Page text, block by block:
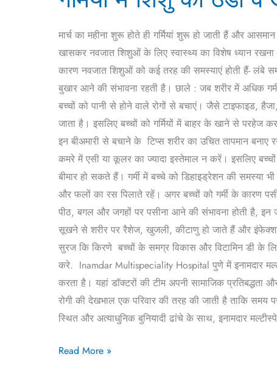
मार्च का महीना शुरू होते ही गर्मियां शुरू हो जाती हैं और
खासकर नवजात शिशुओं के लिए स्वास्थ्य का विशेष ध्यान
कारण नवजात शिशुओं को कई तरह की समस्याएं होती हैं- लंबे
बुखार आने की संभावना रहती है। छाले : जब शरीर में अधिक
बच्चों को पानी से होने वाले रोगों से बचाएं। जैसे टाइफाइड,
जाता है। इसलिए बच्चों को गर्मियों में बाहर के खाने से परहेज
इन बीअमारी से बचाने के टिप्स शरीर का उचित तापमान
कमरे में एसी या कूलर का ज्यादा इस्तेमाल न करें। इसलिए
बीमार हो सकते हैं। गर्मी में बच्चे को डिहाइड्रेशन की
और फलों का रस पिलाते रहें। अगर बच्चों को गर्मी के कारण
पीठ, बगल और जगहों पर पसीना आने की संभावना होती है,
सूखने से शरीर पर रैशेज, खुजली, कीटाणु हो जाते हैं और
सुरज कि किरणे बच्चों के समग्र विकास और विटामिन डी के
करे. Inamdar Multispeciality Hospital पुणे में इनामदार
करता है। यहां डॉक्टरों की टीम अपनी सामाजिक
रोगी की देखभाल एक परिवार की तरह की जाती है ताकि
स्थित और अत्याधुनिक बुनियादी ढांचे के साथ, इनामदार
शिशु
को
ठंडा
व
आरामदायक
कैसे
रखें?
Read More »